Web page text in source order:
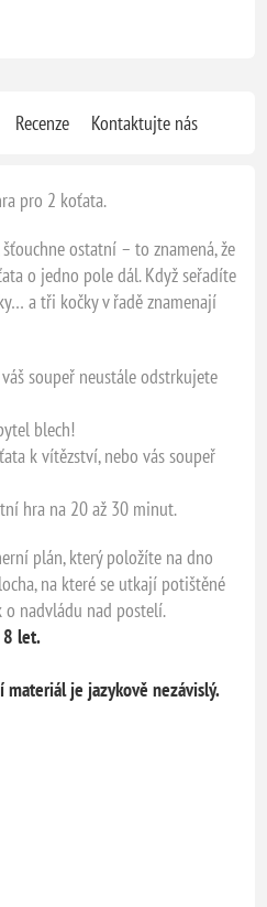
Recenze Kontaktujte nás
pro 2 koťata.
ostatní – to znamená, že
o jedno pole dál. Když seřadíte
a tři kočky v řadě znamenají
soupeř neustále odstrkujete
blech!
k vítězství, nebo vás soupeř
hra na 20 až 30 minut.
plán, který položíte na dno
na které se utkají potištěné
nadvládu nad postelí.
8 let.
materiál je jazykově nezávislý.